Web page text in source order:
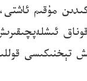
مۇقىم